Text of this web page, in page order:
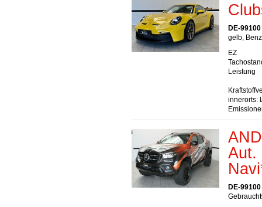
DE-
gelb,
EZ
Leistung
innerorts:
Aut.
DE-